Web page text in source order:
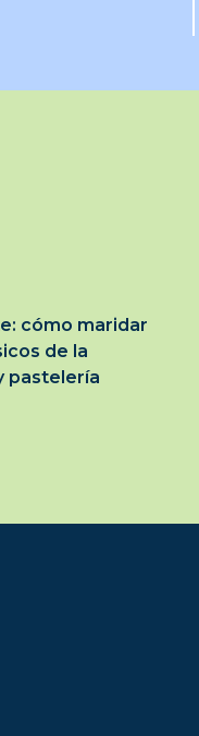
cómo maridar
de la
pastelería